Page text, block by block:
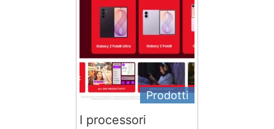
Prodotti
I processori